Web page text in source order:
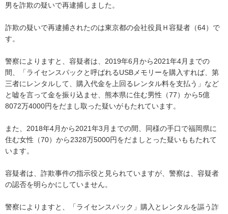
男を詐欺の疑いで再逮捕しました。
詐欺の疑いで再逮捕されたのは東京都の会社役員Ｈ容疑者（64）で
す。
警察によりますと、容疑者は、2019年6月から2021年4月までの
間、「ライセンスパックと呼ばれるUSBメモリーを購入すれば、第
三者にレンタルして、購入代金を上回るレンタル料を支払う」など
と嘘を言って金を振り込ませ、熊本県に住む男性（77）から5億
8072万4000円をだまし取った疑いがもたれています。
また、2018年4月から2021年3月までの間、同様の手口で福岡県に
住む女性（70）から2328万5000円をだましとった疑いももたれて
います。
容疑者は、詐欺事件の指示役と見られていますが、警察は、容疑者
の認否を明らかにしていません。
警察によりますと、「ライセンスパック」購入とレンタルを謳う詐